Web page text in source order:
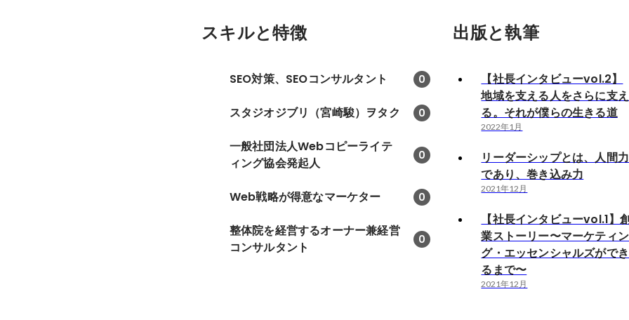
スキルと特徴
SEO対策、SEOコンサルタント 0
スタジオジブリ（宮崎駿）ヲタク 0
一般社団法人Webコピーライテ
ィング協会発起人
0
Web戦略が得意なマーケター 0
整体院を経営するオーナー兼経営
コンサルタント
0
出版と執筆
【社長インタビューvol.2】
地域を支える人をさらに支え
る。それが僕らの生きる道
2022年1月
リーダーシップとは、人間力
であり、巻き込み力
2021年12月
【社長インタビューvol.1】
業ストーリー〜マーケティン
グ・エッセンシャルズができ
るまで〜
2021年12月